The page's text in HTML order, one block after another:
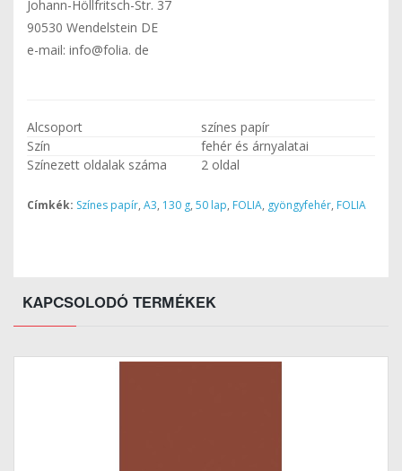
Johann-Höllfritsch-Str. 37
90530 Wendelstein DE
e-mail: info@folia. de
Alcsoport
színes papír
Szín
fehér és árnyalatai
Színezett oldalak száma
2 oldal
Címkék: Színes papír, A3, 130 g, 50 lap, FOLIA, gyöngyfehér, FOLIA
KAPCSOLODÓ TERMÉKEK